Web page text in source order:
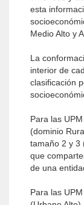
esta
Medio Alto y
La
interior de
clasificación
Para las
(dominio
tamaño 2 y 3
que
de una
Para las